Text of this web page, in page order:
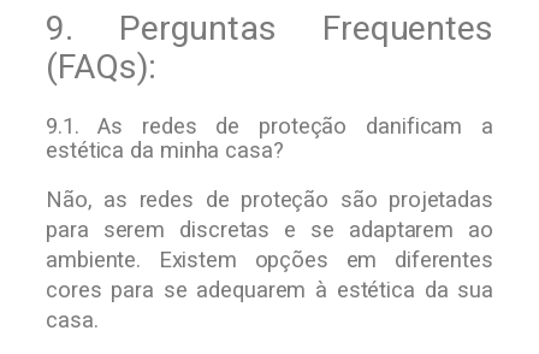
9. Perguntas Frequentes
(FAQs):
9.1. As redes de proteção danificam a
estética da minha casa?
Não, as redes de proteção são projetadas
para serem discretas e se adaptarem ao
ambiente. Existem opções em diferentes
cores para se adequarem à estética da sua
casa.